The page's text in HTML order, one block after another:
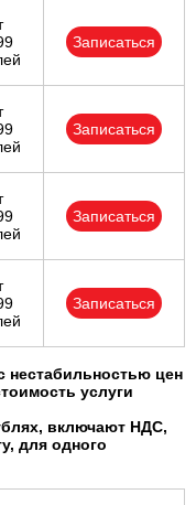
Записаться
Записаться
Записаться
Записаться
цен
услуги
включают НДС,
для одного